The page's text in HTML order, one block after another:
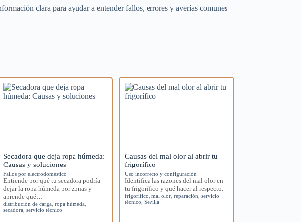
clara para ayudar a entender fallos, errores y averías comunes
Secadora que deja ropa húmeda:
Causas y soluciones
Fallos por electrodoméstico
Entiende por qué tu secadora podría
dejar la ropa húmeda por zonas y
aprende qué…
distribución de carga ropa húmeda
secadora servicio técnico
Causas del mal olor al abrir tu
frigorífico
Uso incorrecto y configuración
Identifica las razones del mal olor en
tu frigorífico y qué hacer al respecto.
frigorífico ,mal olor ,reparación ,servicio
técnico ,Sevilla